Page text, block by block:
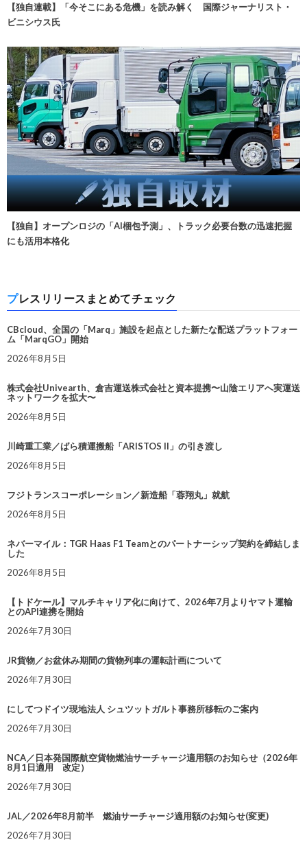
【独自連載】「今そこにある危機」を読み解く 国際ジャーナリスト・
ビニシウス氏
【独自】オープンロジの「AI梱包予測」、トラック必要台数の迅速把握
にも活用本格化
プレスリリースまとめてチェック
CBcloud、全国の「Marq」施設を起点とした新たな配送プラットフォー
ム「MarqGO」開始
2026年8月5日
株式会社Univearth、倉吉運送株式会社と資本提携〜山陰エリアへ実運送
ネットワークを拡大〜
2026年8月5日
川崎重工業／ばら積運搬船「ARISTOS II」の引き渡し
2026年8月5日
フジトランスコーポレーション／新造船「蓉翔丸」就航
2026年8月5日
ネバーマイル：TGR Haas F1 Teamとのパートナーシップ契約を締結しま
した
2026年8月5日
【トドケール】マルチキャリア化に向けて、2026年7月よりヤマト運輸
とのAPI連携を開始
2026年7月30日
JR貨物／お盆休み期間の貨物列車の運転計画について
2026年7月30日
にしてつドイツ現地法人 シュツットガルト事務所移転のご案内
2026年7月30日
NCA／日本発国際航空貨物燃油サーチャージ適用額のお知らせ（2026年
8月1日適用 改定）
2026年7月30日
JAL／2026年8月前半 燃油サーチャージ適用額のお知らせ(変更)
2026年7月30日